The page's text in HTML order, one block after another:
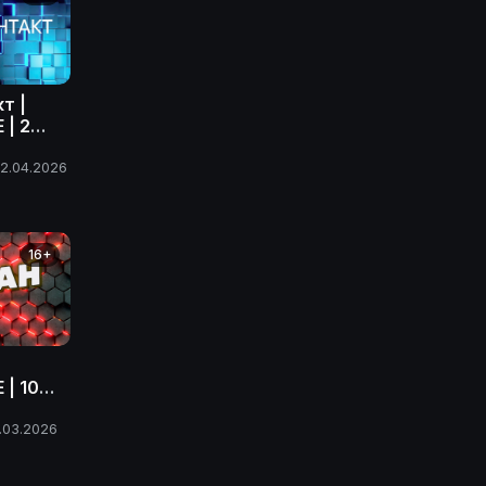
|
| 2
16+
| 10